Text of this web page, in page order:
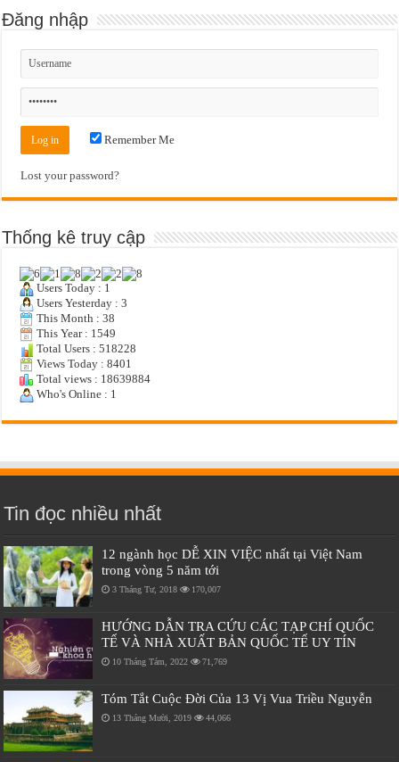
Đăng nhập
Remember Me
Lost your password?
Thống kê truy cập
Users Today : 1
Users Yesterday : 3
This Month : 38
This Year : 1549
Total Users : 518228
Views Today : 8401
Total views : 18639884
Who's Online : 1
Tin đọc nhiều nhất
12 ngành học DỄ XIN VIỆC nhất tại Việt Nam
trong vòng 5 năm tới
3 Tháng Tư, 2018 170,007
HƯỚNG DẪN TRA CỨU CÁC TẠP CHÍ QUỐC
TẾ VÀ NHÀ XUẤT BẢN QUỐC TẾ UY TÍN
10 Tháng Tám, 2022 71,769
Tóm Tắt Cuộc Đời Của 13 Vị Vua Triều Nguyễn
13 Tháng Mười, 2019 44,066